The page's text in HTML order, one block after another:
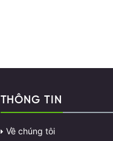
THÔNG TIN
Về chúng tôi